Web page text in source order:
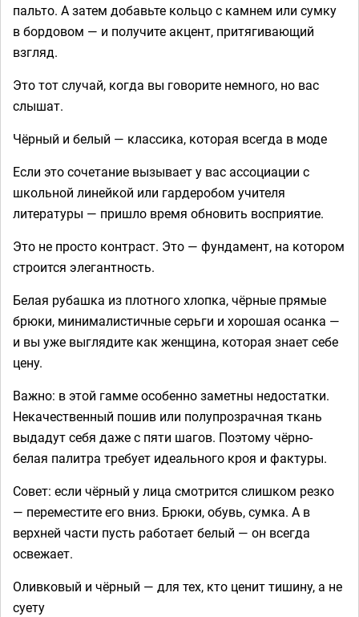
пальто. А затем добавьте кольцо с камнем или сумку
в бордовом — и получите акцент, притягивающий
взгляд.
Это тот случай, когда вы говорите немного, но вас
слышат.
Чёрный и белый — классика, которая всегда в моде
Если это сочетание вызывает у вас ассоциации с
школьной линейкой или гардеробом учителя
литературы — пришло время обновить восприятие.
Это не просто контраст. Это — фундамент, на котором
строится элегантность.
Белая рубашка из плотного хлопка, чёрные прямые
брюки, минималистичные серьги и хорошая осанка —
и вы уже выглядите как женщина, которая знает себе
цену.
Важно: в этой гамме особенно заметны недостатки.
Некачественный пошив или полупрозрачная ткань
выдадут себя даже с пяти шагов. Поэтому чёрно-
белая палитра требует идеального кроя и фактуры.
Совет: если чёрный у лица смотрится слишком резко
— переместите его вниз. Брюки, обувь, сумка. А в
верхней части пусть работает белый — он всегда
освежает.
Оливковый и чёрный — для тех, кто ценит тишину, а не
суету